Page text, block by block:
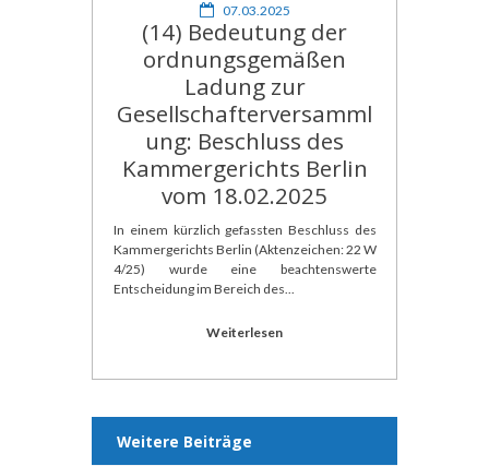
07.03.2025
(14) Bedeutung der
ordnungsgemäßen
Ladung zur
Gesellschafterversamml
ung: Beschluss des
Kammergerichts Berlin
vom 18.02.2025
In einem kürzlich gefassten Beschluss des
Kammergerichts Berlin (Aktenzeichen: 22 W
4/25) wurde eine beachtenswerte
Entscheidung im Bereich des...
Weiterlesen
Weitere Beiträge